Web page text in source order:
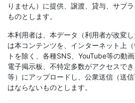
りません）に提供、譲渡、貸与、サブ
ものとします。
本利用者は、本データ（利用者が改変
は本コンテンツを、インターネット上
トを除く、各種SNS、YouTube等の動
電子掲示板、不特定多数がアクセスで
等）にアップロードし、公衆送信（送
はならないものとします。